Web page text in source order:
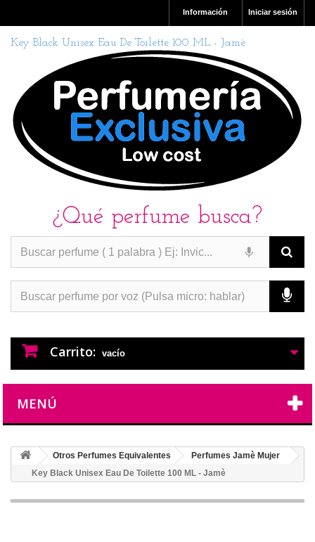
Iniciar sesión
Información
Key Black Unisex Eau De Toilette 100 ML - Jamè
¿Qué perfume busca?
Carrito: vacío
MENÚ
Otros Perfumes Equivalentes
Perfumes Jamè Mujer
Key Black Unisex Eau De Toilette 100 ML - Jamè